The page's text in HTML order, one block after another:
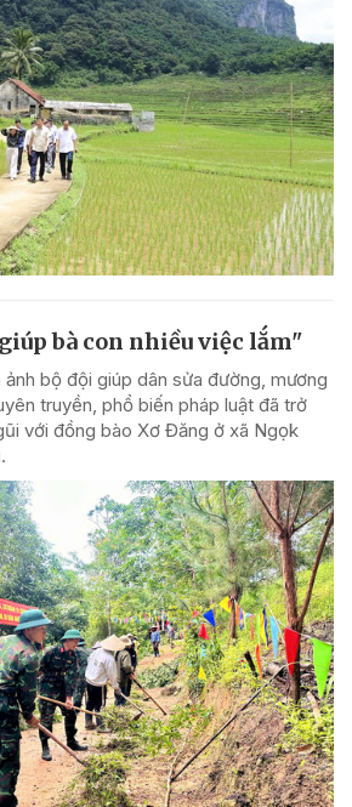
bà con nhiều việc lắm"
ảnh bộ đội giúp dân sửa đường, mương
truyền, phổ biến pháp luật đã trở
với đồng bào Xơ Đăng ở xã Ngọk